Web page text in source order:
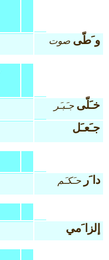
و َطّى صوت
خـَلّى جـَبـَر
جـَعـَل
دا َر حـَكـَم
إلزا َمي